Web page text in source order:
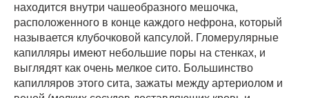
находится внутри чашеобразного мешочка,
расположенного в конце каждого нефрона, который
называется клубочковой капсулой. Гломерулярные
капилляры имеют небольшие поры на стенках, и
выглядят как очень мелкое сито. Большинство
капилляров этого сита, зажаты между артериолом и